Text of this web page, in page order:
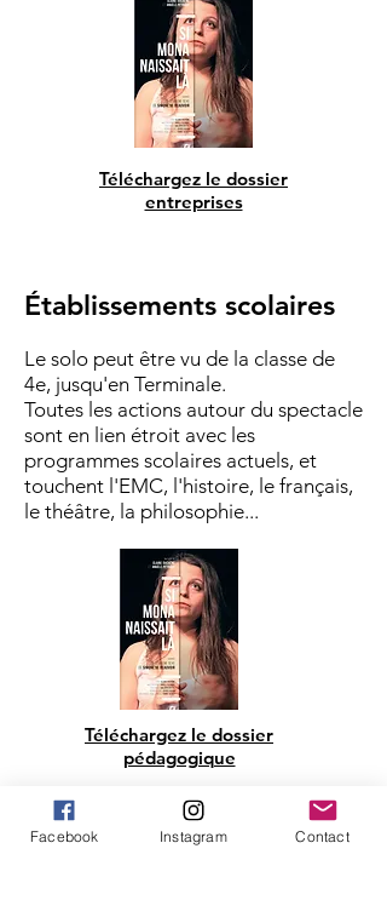
Téléchargez le dossier
entreprises
Établissements scolaires
Le solo peut être vu de la classe de
4e, jusqu'en Terminale.
Toutes les actions autour du spectacle
sont en lien étroit avec les
programmes scolaires actuels, et
touchent l'EMC, l'histoire, le français,
le théâtre, la philosophie...
Téléchargez le dossier
pédagogique
Facebook Instagram Contact